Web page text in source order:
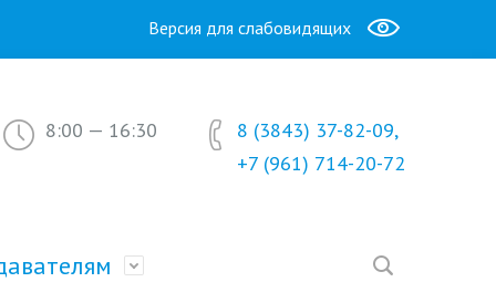
Версия для слабовидящих
8:00 — 16:30
8 (3843) 37-82-09,
+7 (961) 714-20-72